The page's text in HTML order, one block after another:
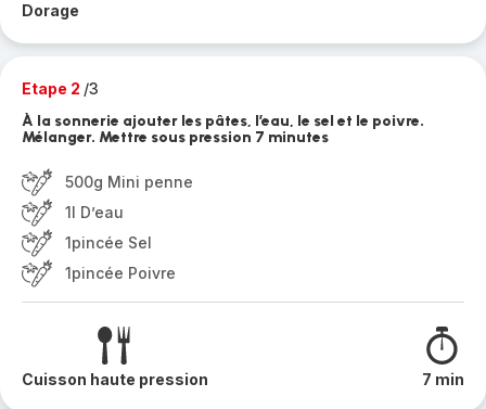
Dorage
Etape 2 /3
À la sonnerie ajouter les pâtes, l’eau, le sel et le poivre.
Mélanger. Mettre sous pression 7 minutes
500g Mini penne
1l D’eau
1pincée Sel
1pincée Poivre
Cuisson haute pression 7 min